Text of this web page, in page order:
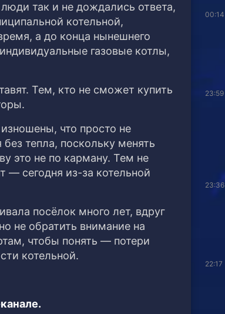
так и не дождались ответа,
котельной,
а до конца нынешнего
газовые котлы,
Тем, кто не сможет купить
что просто не
тепла, поскольку менять
это не по карману. Тем не
— сегодня из-за котельной
посёлок много лет, вдруг
не обратить внимание на
чтобы понять — потери
котельной.
00:14
23:59
23:36
22:17